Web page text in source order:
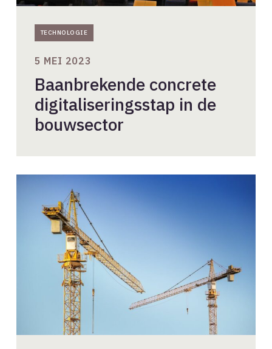
TECHNOLOGIE
Baanbrekende concrete
digitaliseringsstap in de
bouwsector
5 MEI 2023
certificeer